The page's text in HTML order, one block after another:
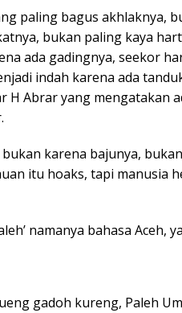
paling bagus akhlaknya,
bukan paling kaya
ada gadingnya, seekor
indah karena ada
H Abrar yang mengatakan
karena bajunya,
itu hoaks, tapi manusia
namanya bahasa Aceh,
gadoh kureng, Paleh